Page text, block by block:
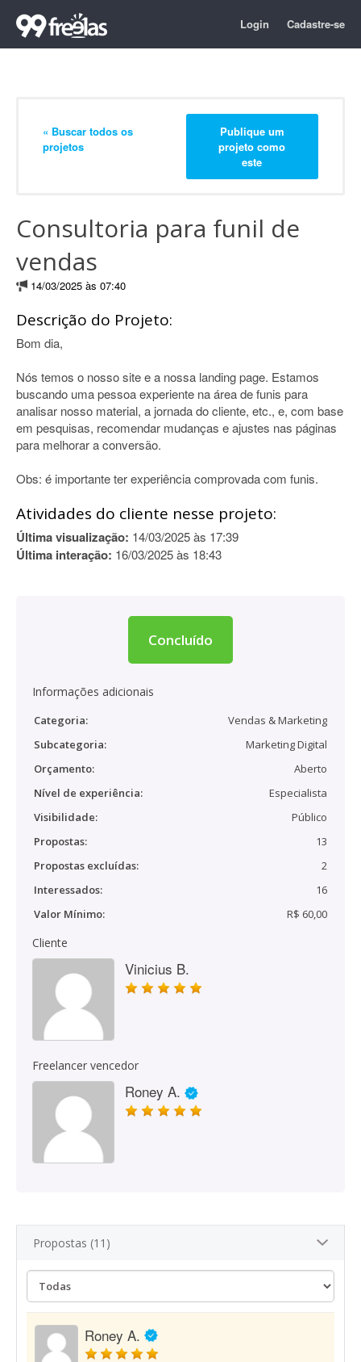
Login Cadastre-se
« Buscar todos os
projetos
Publique um
projeto como
este
Consultoria para funil de
vendas
14/03/2025 às 07:40
Descrição do Projeto:
Bom dia,
Nós temos o nosso site e a nossa landing page. Estamos
buscando uma pessoa experiente na área de funis para
analisar nosso material, a jornada do cliente, etc., e, com base
em pesquisas, recomendar mudanças e ajustes nas páginas
para melhorar a conversão.
Obs: é importante ter experiência comprovada com funis.
Atividades do cliente nesse projeto:
Última visualização: 14/03/2025 às 17:39
Última interação: 16/03/2025 às 18:43
Concluído
Informações adicionais
Categoria:
Vendas & Marketing
Subcategoria:
Marketing Digital
Orçamento:
Aberto
Nível de experiência:
Especialista
Visibilidade:
Público
Propostas:
13
Propostas excluídas:
2
Interessados:
16
Valor Mínimo:
R$ 60,00
Cliente
Vinicius B.
Freelancer vencedor
Roney A.
Propostas (11)
Roney A.